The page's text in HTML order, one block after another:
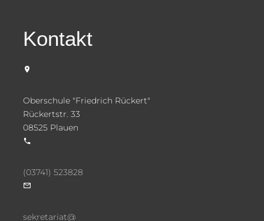
Kontakt
Oberschule "Friedrich Rückert"
Rückertstr. 33
08525 Plauen
(03741) 523828
sekretariat@